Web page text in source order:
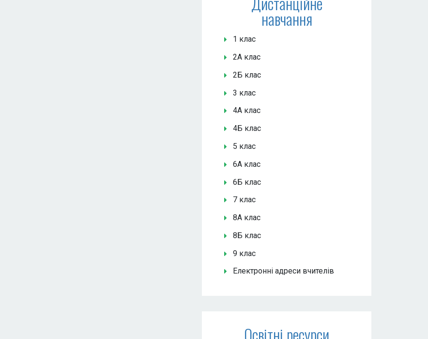
навчання
1 клас
2А клас
2Б клас
3 клас
4А клас
4Б клас
5 клас
6А клас
6Б клас
7 клас
8А клас
8Б клас
9 клас
Електронні адреси вчителів
Освітні ресурси